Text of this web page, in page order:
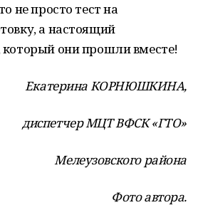
не просто тест на
а настоящий
они прошли вместе!
Екатерина КОРНЮШКИНА,
диспетчер МЦТ ВФСК «ГТО»
Мелеузовского района
Фото автора.